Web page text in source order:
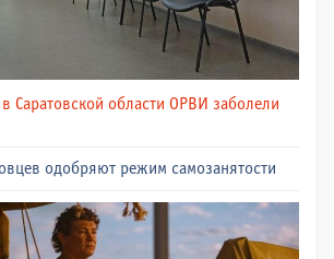
Саратовской области ОРВИ заболели
одобряют режим самозанятости